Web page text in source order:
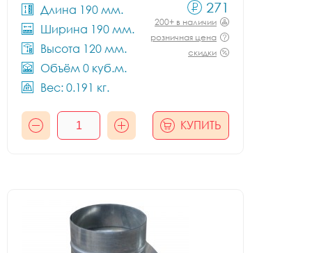
Длина 190 мм.
Ширина 190 мм.
Высота 120 мм.
Объём 0 куб.м.
Вес: 0.191 кг.
271
200+ в наличии
розничная цена
скидки
КУПИТЬ